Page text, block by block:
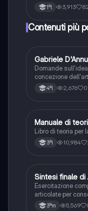
1ªl 3,913
Contenuti più
GItaliano
Gabriele
Domande
concezione
D'Annunzio.
4ªl 2,676 0
Italiano
Manuale di
Libro di teoria per
3ªl 10,984
SItaliano
Sintesi finale di
Esercitazione
articolate per
complementi.
3ªm 5,569